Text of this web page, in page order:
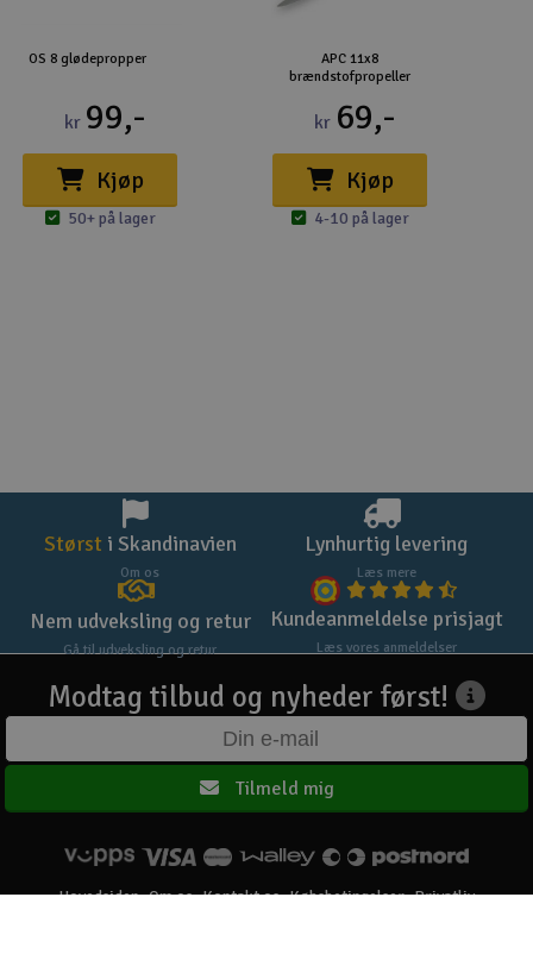
OS 8 glødepropper
kr 99,-
Kjøp
50+ på lager
APC 11x8
brændstofpropeller
kr 69,-
Kjøp
4-10 på lager
Størst i Skandinavien
Om os
Lynhurtig levering
Læs mere
Nem udveksling og retur
Gå til udveksling og retur
Kundeanmeldelse prisjagt
Læs vores anmeldelser
Modtag tilbud og nyheder først!
Tilmeld mig
Hovedsiden Om os Kontakt os Købsbetingelser Privatliv